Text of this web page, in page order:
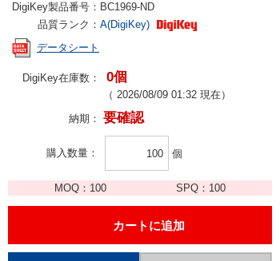
DigiKey製品番号： BC1969-ND
品質ランク： A(DigiKey)
データシート
DigiKey在庫数： 0個
（ 2026/08/09 01:32 現在）
納期： 要確認
購入数量 個
MOQ： 100 SPQ： 100